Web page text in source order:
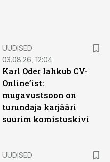
UUDISED
03.08.26, 12:04
Karl Oder lahkub CV-
Online’ist:
mugavustsoon on
turundaja karjääri
suurim komistuskivi
UUDISED